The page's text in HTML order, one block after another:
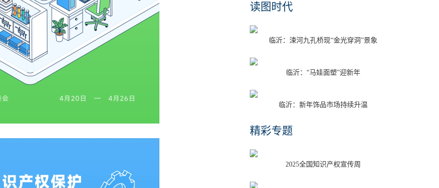
读图时代
临沂：涑河九孔桥现“金光穿洞”景象
临沂：“马娃面塑”迎新年
临沂：新年饰品市场持续升温
精彩专题
2025全国知识产权宣传周